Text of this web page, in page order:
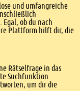
und umfangreiche
ob du nach
Plattform hilft dir, die
Rätselfrage in das
Suchfunktion
um dir die